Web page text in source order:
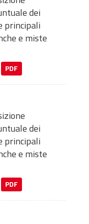
dei
principali
e miste
PDF
dei
principali
e miste
PDF